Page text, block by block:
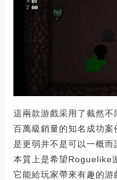
這兩款游戲采用了截然
百萬級銷量的知名成功
是更弱并不是可以一概而
本質上是希望Roguelike
它能給玩家帶來有趣的